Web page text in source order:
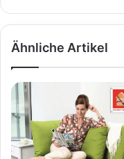
Ähnliche Artikel